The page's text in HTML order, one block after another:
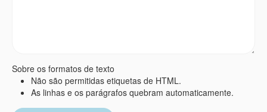
Sobre os formatos de texto
Não são permitidas etiquetas de HTML.
As linhas e os parágrafos quebram automaticamente.